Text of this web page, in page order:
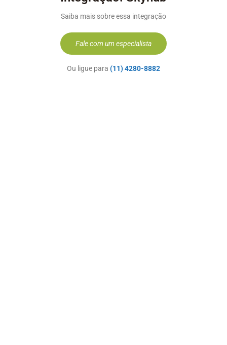
Saiba mais sobre essa integração
Fale com um especialista
Ou ligue para (11) 4280-8882